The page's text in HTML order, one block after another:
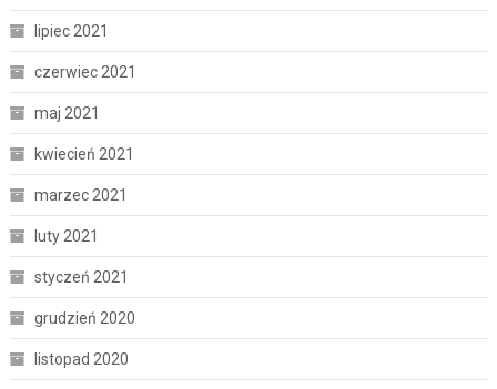
lipiec 2021
czerwiec 2021
maj 2021
kwiecień 2021
marzec 2021
luty 2021
styczeń 2021
grudzień 2020
listopad 2020